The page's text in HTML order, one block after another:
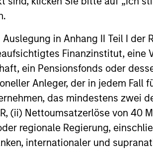
in Anhang II Teil I der
Finanzinstitut, eine
ein Pensionsfonds oder
Anleger, der in jedem Fall
das mindestens zwei
(ii) Nettoumsatzerlöse von 40
regionale Regierung,
internationaler und
Market’s Comeback
A common thread across emerging
markets is an improvement in their
of trade, which is helping to
external balances, support
improve the earnings outlook for
domestically-oriented sectors. Paul
and Uday Tharar explain.
23-JUN-2026